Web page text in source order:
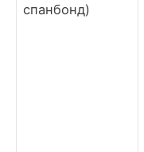
спанбонд)